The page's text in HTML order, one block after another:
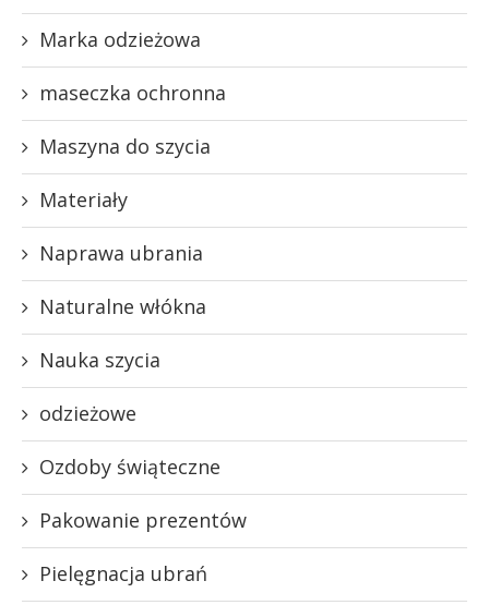
Marka odzieżowa
maseczka ochronna
Maszyna do szycia
Materiały
Naprawa ubrania
Naturalne włókna
Nauka szycia
odzieżowe
Ozdoby świąteczne
Pakowanie prezentów
Pielęgnacja ubrań